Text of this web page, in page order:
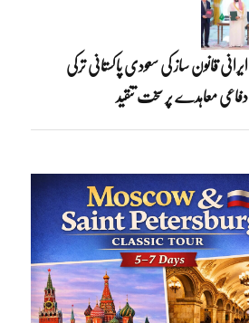
ایرانی قانون ساز کی سعودی پاکستانی ترکی
دفاعی معاہدے پر سخت تنقید